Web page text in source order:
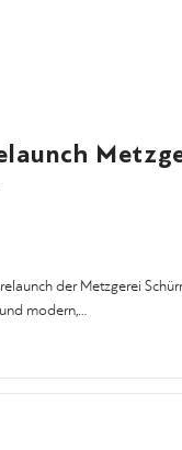
der Metzgerei
modern,…